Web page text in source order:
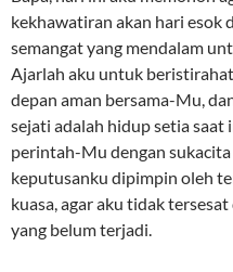
kekhawatiran akan hari esok
semangat yang mendalam
Ajarlah aku untuk
depan aman bersama-Mu,
sejati adalah hidup setia
perintah-Mu dengan
keputusanku dipimpin oleh
kuasa, agar aku tidak
yang belum terjadi.